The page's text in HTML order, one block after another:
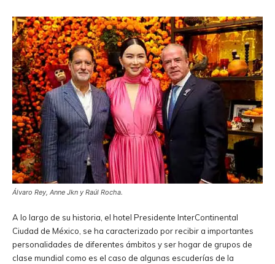
Álvaro Rey, Anne Jkn y Raúl Rocha.
A lo largo de su historia, el hotel Presidente InterContinental
Ciudad de México, se ha caracterizado por recibir a importantes
personalidades de diferentes ámbitos y ser hogar de grupos de
clase mundial como es el caso de algunas escuderías de la